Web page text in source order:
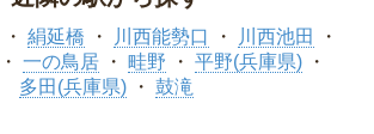
絹延橋 川西能勢口
川西池田
一の鳥居 畦野
平野(兵庫県)
多田(兵庫県)
鼓滝